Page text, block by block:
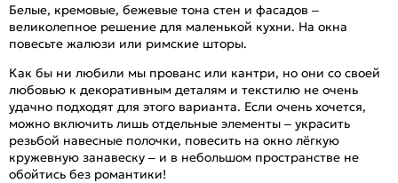
Белые, кремовые, бежевые тона стен и фасадов –
великолепное решение для маленькой кухни. На окна
повесьте жалюзи или римские шторы.
Как бы ни любили мы прованс или кантри, но они со своей
любовью к декоративным деталям и текстилю не очень
удачно подходят для этого варианта. Если очень хочется,
можно включить лишь отдельные элементы – украсить
резьбой навесные полочки, повесить на окно лёгкую
кружевную занавеску – и в небольшом пространстве не
обойтись без романтики!